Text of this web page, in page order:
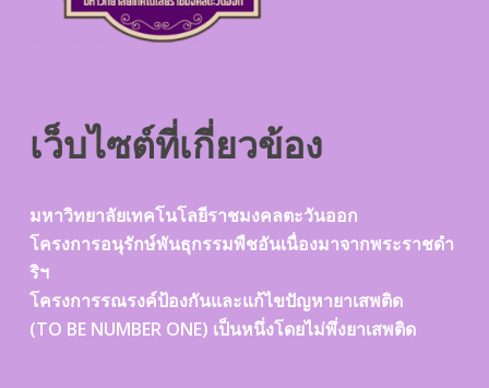
เว็บไซต์ที่เกี่ยวข้อง
มหาวิทยาลัยเทคโนโลยีราชมงคลตะวันออก
โครงการอนุรักษ์พันธุกรรมพืชอันเนื่องมาจากพระราชดำ
ริฯ
โครงการรณรงค์ป้องกันและแก้ไขปัญหายาเสพติด
(TO BE NUMBER ONE) เป็นหนึ่งโดยไม่พึ่งยาเสพติด